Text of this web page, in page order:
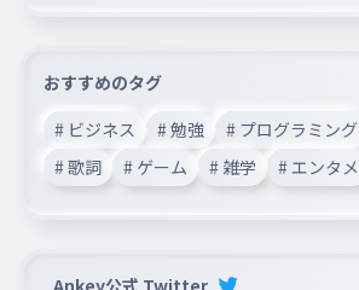
おすすめのタグ
# ビジネス # 勉強 # プログラミング
# 歌詞
# ゲーム # 雑学 # エンタメ
Ankey公式 Twitter